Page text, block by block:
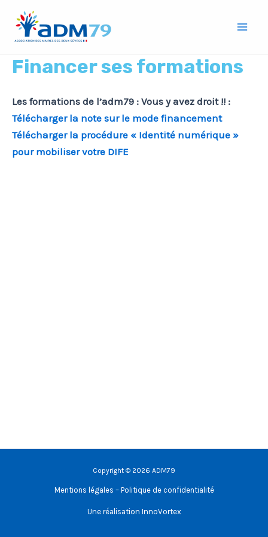
contenu
Financer ses formations
Les formations de l’adm79 : Vous y avez droit !! :
Télécharger la note sur le mode financement
Télécharger la procédure « Identité numérique »
pour mobiliser votre DIFE
Copyright © 2026 ADM79
Mentions légales – Politique de confidentialité
Une réalisation InnoVortex